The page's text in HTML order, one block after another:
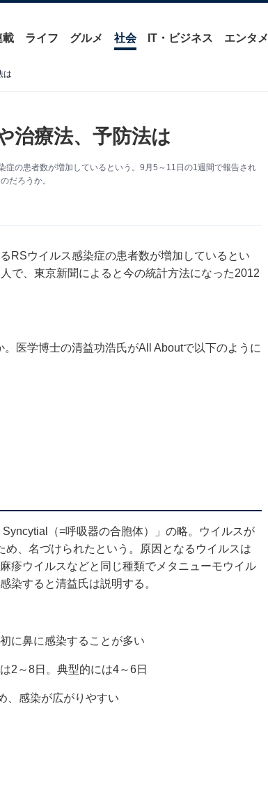
載 ライフ グルメ 社会 IT・ビジネス エンタメ
は
治療法、予防法は
の患者数が増加しているという。9月5～11日の1週間で報告され
だろうか。
RSウイルス感染症の患者数が増加しているとい
で、東京新聞によると今の統計方法になった2012
医学博士の清益功浩氏がAll Aboutで以下のように
（=呼吸器の合胞体）」の略。ウイルスが
、名づけられたという。原因となるウイルスは
疹ウイルスなどと同じ種類でメタニューモウイル
染すると清益氏は説明する。
に鼻に感染することが多い
2～8日。典型的には4～6日
感染が広がりやすい